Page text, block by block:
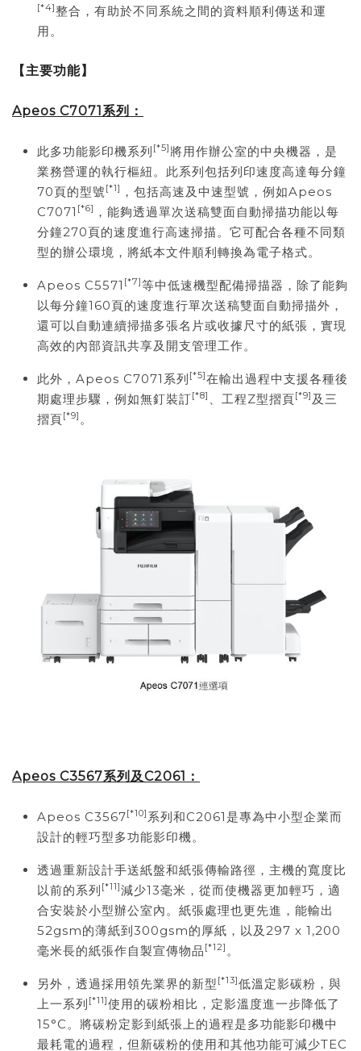
[*4]整合，有助於不同系統之間的資料順利傳送和運
用。
【主要功能】
Apeos C7071系列：
此多功能影印機系列 [*5]將用作辦公室的中央機器，是
業務營運的執行樞紐。此系列包括列印速度高達每分鐘
70頁的型號 [*1] ，包括高速及中速型號，例如Apeos
C7071 [*6] ，能夠透過單次送稿雙面自動掃描功能以每
分鐘270頁的速度進行高速掃描。它可配合各種不同類
型的辦公環境，將紙本文件順利轉換為電子格式。
Apeos C5571 [*7]等中低速機型配備掃描器，除了能夠
以每分鐘160頁的速度進行單次送稿雙面自動掃描外，
還可以自動連續掃描多張名片或收據尺寸的紙張，實現
高效的內部資訊共享及開支管理工作。
此外，Apeos C7071系列 [*5]在輸出過程中支援各種後
期處理步驟，例如無釘裝訂[*8] 、工程Z型摺頁[*9] 及三
摺頁[*9] 。
Apeos C3567系列及C2061 ：
Apeos C3567[*10] 系列和C2061是專為中小型企業而
設計的輕巧型多功能影印機。
透過重新設計手送紙盤和紙張傳輸路徑，主機的寬度比
以前的系列 [*11]減少13毫米，從而使機器更加輕巧，適
合安裝於小型辦公室內。紙張處理也更先進，能輸出
52gsm的薄紙到300gsm的厚紙，以及297 x 1,200
毫米長的紙張作自製宣傳物品 [*12] 。
另外，透過採用領先業界的新型 [*13]低溫定影碳粉，與
上一系列 [*11]使用的碳粉相比，定影溫度進一步降低了
15°C。將碳粉定影到紙張上的過程是多功能影印機中
最耗電的過程，但新碳粉的使用和其他功能可減少TEC